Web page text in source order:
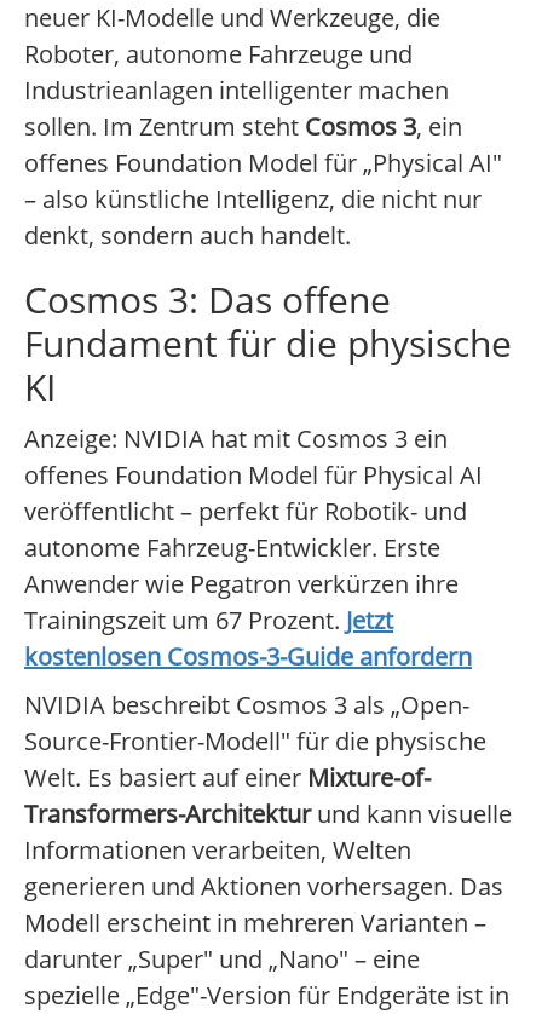
neuer KI-Modelle und Werkzeuge, die
Roboter, autonome Fahrzeuge und
Industrieanlagen intelligenter machen
sollen. Im Zentrum steht Cosmos 3, ein
offenes Foundation Model für „Physical AI"
– also künstliche Intelligenz, die nicht nur
denkt, sondern auch handelt.
Cosmos 3: Das offene
Fundament für die physische
KI
Anzeige: NVIDIA hat mit Cosmos 3 ein
offenes Foundation Model für Physical AI
veröffentlicht – perfekt für Robotik- und
autonome Fahrzeug-Entwickler. Erste
Anwender wie Pegatron verkürzen ihre
Trainingszeit um 67 Prozent. Jetzt
kostenlosen Cosmos-3-Guide anfordern
NVIDIA beschreibt Cosmos 3 als „Open-
Source-Frontier-Modell" für die physische
Welt. Es basiert auf einer Mixture-of-
Transformers-Architekturund kann visuelle
Informationen verarbeiten, Welten
generieren und Aktionen vorhersagen. Das
Modell erscheint in mehreren Varianten –
darunter „Super" und „Nano" – eine
spezielle „Edge"-Version für Endgeräte ist in